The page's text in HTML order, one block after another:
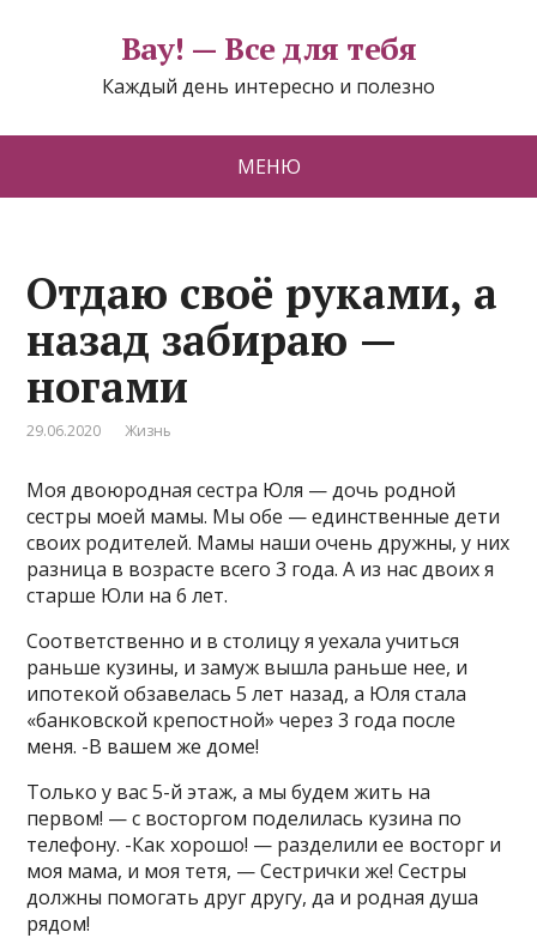
Вау! — Все для тебя
Каждый день интересно и полезно
МЕНЮ
Отдаю своё руками, а
назад забираю —
ногами
29.06.2020 Жизнь
Моя двоюродная сестра Юля — дочь родной
сестры моей мамы. Мы обе — единственные дети
своих родителей. Мамы наши очень дружны, у них
разница в возрасте всего 3 года. А из нас двоих я
старше Юли на 6 лет.
Соответственно и в столицу я уехала учиться
раньше кузины, и замуж вышла раньше нее, и
ипотекой обзавелась 5 лет назад, а Юля стала
«банковской крепостной» через 3 года после
меня. -В вашем же доме!
Только у вас 5-й этаж, а мы будем жить на
первом! — с восторгом поделилась кузина по
телефону. -Как хорошо! — разделили ее восторг и
моя мама, и моя тетя, — Сестрички же! Сестры
должны помогать друг другу, да и родная душа
рядом!